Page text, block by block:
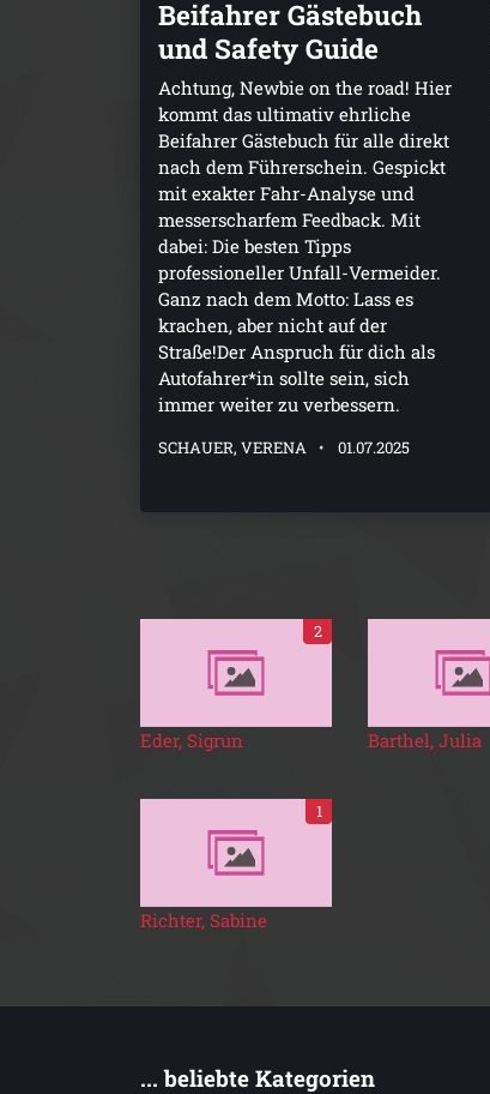
Beifahrer Gästebuch
und Safety Guide
Achtung, Newbie on the road! Hier
kommt das ultimativ ehrliche
Beifahrer Gästebuch für alle direkt
nach dem Führerschein. Gespickt
mit exakter Fahr-Analyse und
messerscharfem Feedback. Mit
dabei: Die besten Tipps
professioneller Unfall-Vermeider.
Ganz nach dem Motto: Lass es
krachen, aber nicht auf der
Straße!Der Anspruch für dich als
Autofahrer*in sollte sein, sich
immer weiter zu verbessern.
SCHAUER, VERENA 01.07.2025
2
Eder, Sigrun Barthel, Julia
1
Richter, Sabine
... beliebte Kategorien